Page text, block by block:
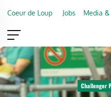
Coeur de Loup Jobs Media &
Challenger